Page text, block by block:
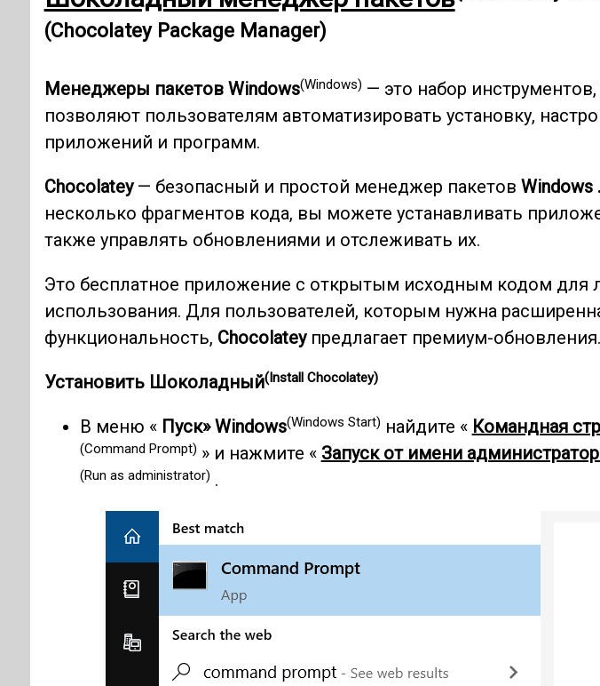
(Chocolatey Package Manager)
Менеджеры пакетов Windows(Windows) — это набор
позволяют пользователям автоматизировать установку,
приложений и программ.
Chocolatey— безопасный и простой менеджер пакетов Windows .
несколько фрагментов кода, вы можете устанавливать
также управлять обновлениями и отслеживать их.
Это бесплатное приложение с открытым исходным кодом для
использования. Для пользователей, которым нужна
функциональность, Chocolateyпредлагает премиум-обновления.
Установить Шоколадный(Install Chocolatey)
В меню « Пуск» Windows(Windows Start) найдите « Командная
(Command Prompt) » и нажмите « Запуск от имени
(Run as administrator) .